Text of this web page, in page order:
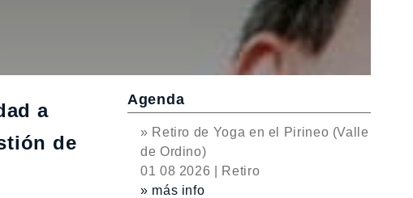
a
de
Agenda
» Retiro de Yoga en el Pirineo (Valle
de Ordino)
01 08 2026 | Retiro
» más info